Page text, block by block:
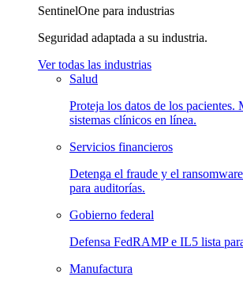
SentinelOne para industrias
Seguridad adaptada a su industria.
Ver todas las industrias
Salud
Proteja los datos de los pacientes.
sistemas clínicos en línea.
Servicios financieros
Detenga el fraude y el
para auditorías.
Gobierno federal
Defensa FedRAMP e IL5 lista
Manufactura